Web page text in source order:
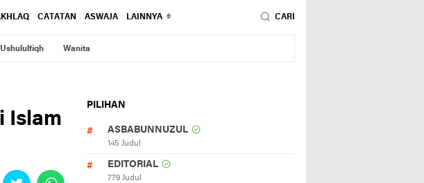
CATATAN ASWAJA LAINNYA CARI
Ushululfiqh Wanita
Islam
PILIHAN
ASBABUNNUZUL
145 Judul
EDITORIAL
779 Judul